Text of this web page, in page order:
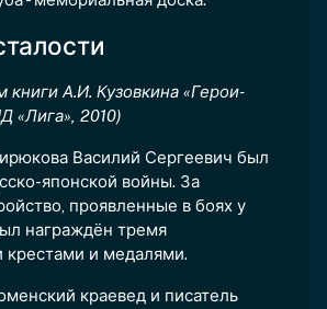
книги А.И. Кузовкина «Герои-
«Лига», 2010)
Василий Сергеевич был
японской войны. За
проявленные в боях у
награждён тремя
крестами и медалями.
краевед и писатель